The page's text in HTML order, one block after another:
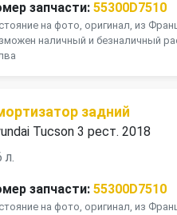
запчасти: 55300D7510
на фото, оригинал, из
наличный и безналичный
задний
Tucson 3 рест. 2018
л.
запчасти: 55300D7510
на фото, оригинал, из